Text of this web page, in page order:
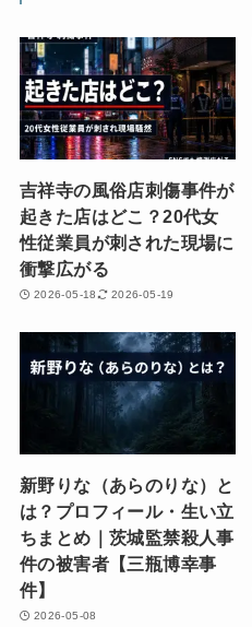
吉祥寺の風俗店刺傷事件が
起きた店はどこ？20代女
性従業員が刺された現場に
衝撃広がる
2026-05-18 2026-05-19
新野りな（あらのりな）と
は？プロフィール・生い立
ちまとめ｜茨城監禁殺人事
件の被害者【三瓶博幸事
件】
2026-05-08